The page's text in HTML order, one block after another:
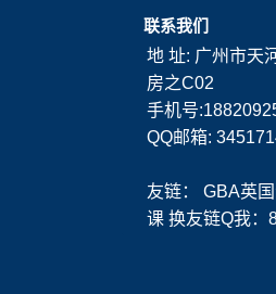
联系我们
地 址: 广州市天
房之C02
手机号
QQ邮箱:
友链： GBA英
课 换友链Q我：